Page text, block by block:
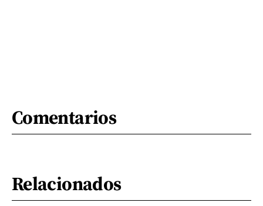
Comentarios
Relacionados